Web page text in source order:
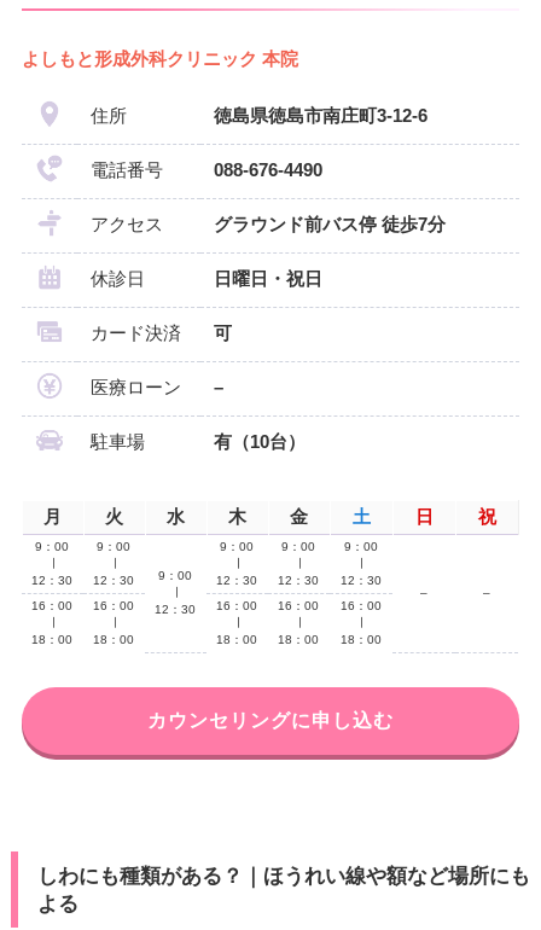
よしもと形成外科クリニック 本院
住所 徳島県徳島市南庄町3-12-6
電話番号 088-676-4490
アクセス グラウンド前バス停 徒歩7分
休診日 日曜日・祝日
カード決済 可
医療ローン –
駐車場 有（10台）
月 火 水 木 金 土 日 祝
9：00
12：30
9：00
12：30
9：00
12：30
9：00
12：30
9：00
12：30
9：00
12：30
–
–
16：00
18：00
16：00
18：00
16：00
18：00
16：00
18：00
16：00
18：00
カウンセリングに申し込む
しわにも種類がある？｜ほうれい線や額など場所にも
よる